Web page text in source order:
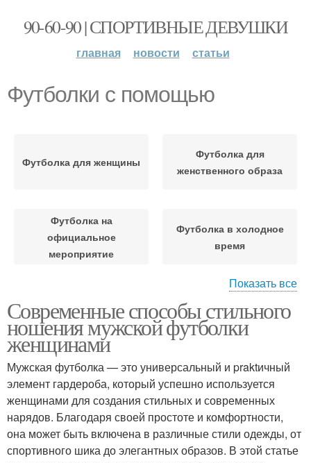
90-60-90 | СПОРТИВНЫЕ ДЕВУШКИ
главная новости статьи
Футболки с помощью
Футболка для женщины
Футболка для
женственного образа
Футболка на
официальное
мероприятие
Футболка в холодное
время
силуэта
Футболка для создания
Мужские футболки Футболка с юбкой
Показать все
Современные способы стильного
ношения мужской футболки
женщинами
Мужская футболка — это универсальный и praktичный
элемент гардероба, который успешно используется
женщинами для создания стильных и современных
нарядов. Благодаря своей простоте и комфортности,
она может быть включена в различные стили одежды, от
спортивного шика до элегантных образов. В этой статье